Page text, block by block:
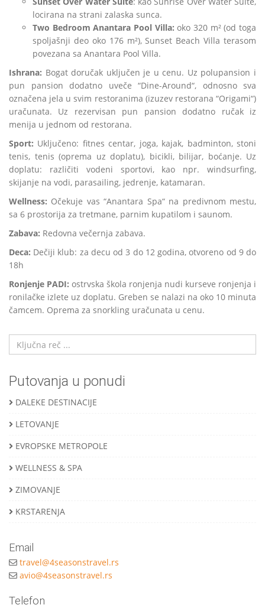
locirana na strani zalaska sunca.
Two Bedroom Anantara Pool Villa: oko 320 m² (od toga
spoljašnji deo oko 176 m²), Sunset Beach Villa terasom
povezana sa Anantara Pool Villa.
Ishrana: Bogat doručak uključen je u cenu. Uz polupansion i
pun pansion dodatno uveče “Dine-Around“, odnosno sva
označena jela u svim restoranima (izuzev restorana “Origami“)
uračunata. Uz rezervisan pun pansion dodatno ručak iz
menija u jednom od restorana.
Sport: Uključeno: fitnes centar, joga, kajak, badminton, stoni
tenis, tenis (oprema uz doplatu), bicikli, bilijar, boćanje. Uz
doplatu: različiti vodeni sportovi, kao npr. windsurfing,
skijanje na vodi, parasailing, jedrenje, katamaran.
Wellness: Očekuje vas “Anantara Spa“ na predivnom mestu,
sa 6 prostorija za tretmane, parnim kupatilom i saunom.
Zabava: Redovna večernja zabava.
Deca: Dečiji klub: za decu od 3 do 12 godina, otvoreno od 9 do
18h
Ronjenje PADI: ostrvska škola ronjenja nudi kurseve ronjenja i
ronilačke izlete uz doplatu. Greben se nalazi na oko 10 minuta
čamcem. Oprema za snorkling uračunata u cenu.
Putovanja u ponudi
DALEKE DESTINACIJE
LETOVANJE
EVROPSKE METROPOLE
WELLNESS & SPA
ZIMOVANJE
KRSTARENJA
Email
travel@4seasonstravel.rs
avio@4seasonstravel.rs
Telefon